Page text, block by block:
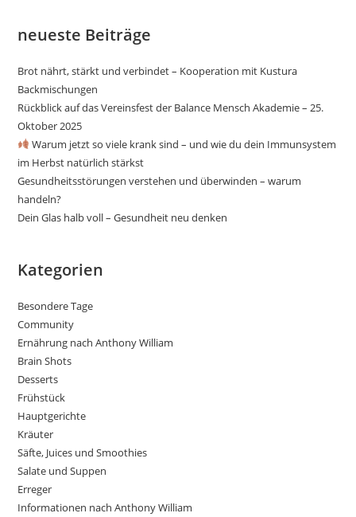
neueste Beiträge
Brot nährt, stärkt und verbindet – Kooperation mit Kustura
Backmischungen
Rückblick auf das Vereinsfest der Balance Mensch Akademie – 25.
Oktober 2025
Warum jetzt so viele krank sind – und wie du dein Immunsystem
im Herbst natürlich stärkst
Gesundheitsstörungen verstehen und überwinden – warum
handeln?
Dein Glas halb voll – Gesundheit neu denken
Kategorien
Besondere Tage
Community
Ernährung nach Anthony William
Brain Shots
Desserts
Frühstück
Hauptgerichte
Kräuter
Säfte, Juices und Smoothies
Salate und Suppen
Erreger
Informationen nach Anthony William